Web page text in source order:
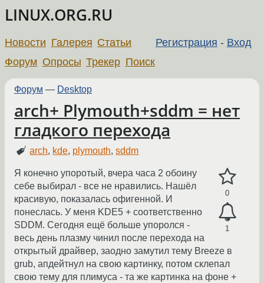
LINUX.ORG.RU
Регистрация - Вход
Новости Галерея Статьи
Форум Опросы Трекер Поиск
Форум — Desktop
arch+ Plymouth+sddm = нет
гладкого перехода
arch, kde, plymouth,sddm
0
1
Я конечно упоротый, вчера часа 2 обоину
себе выбирал - все не нравились. Нашёл
красивую, показалась офигенной. И
понеслась. У меня KDE5 + соответственно
SDDM. Сегодня ещё больше упоролся -
весь день плазму чинил после перехода на
открытый драйвер, заодно замутил тему Breeze в
grub, апдейтнул на свою картинку, потом склепал
свою тему для плимуса - та же картинка на фоне +